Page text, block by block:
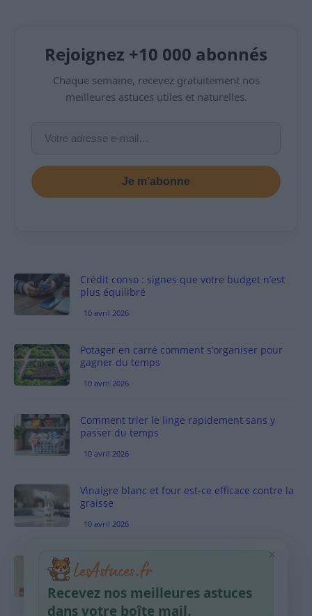
Rejoignez +10 000 abonnés
Chaque semaine, recevez gratuitement nos
meilleures astuces utiles et naturelles.
Je m’abonne
Crédit conso : signes que votre budget n’est
plus équilibré
10 avril 2026
Potager en carré comment s’organiser pour
gagner du temps
10 avril 2026
Comment trier le linge rapidement sans y
passer du temps
10 avril 2026
Vinaigre blanc et four est-ce efficace contre la
graisse
10 avril 2026
Taches pigmentaires : routine simple +
habitudes qui aident
9 avril 2026
×
Recevez nos meilleures astuces
dans votre boîte mail.